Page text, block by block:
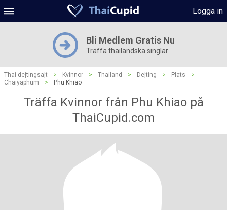
Logga in
Bli Medlem Gratis Nu
Träffa thailändska singlar
Thai dejtingsajt > Kvinnor > Thailand > Dejting > Plats
>
Chaiyaphum
> Phu Khiao
Träffa Kvinnor från Phu Khiao på
ThaiCupid.com